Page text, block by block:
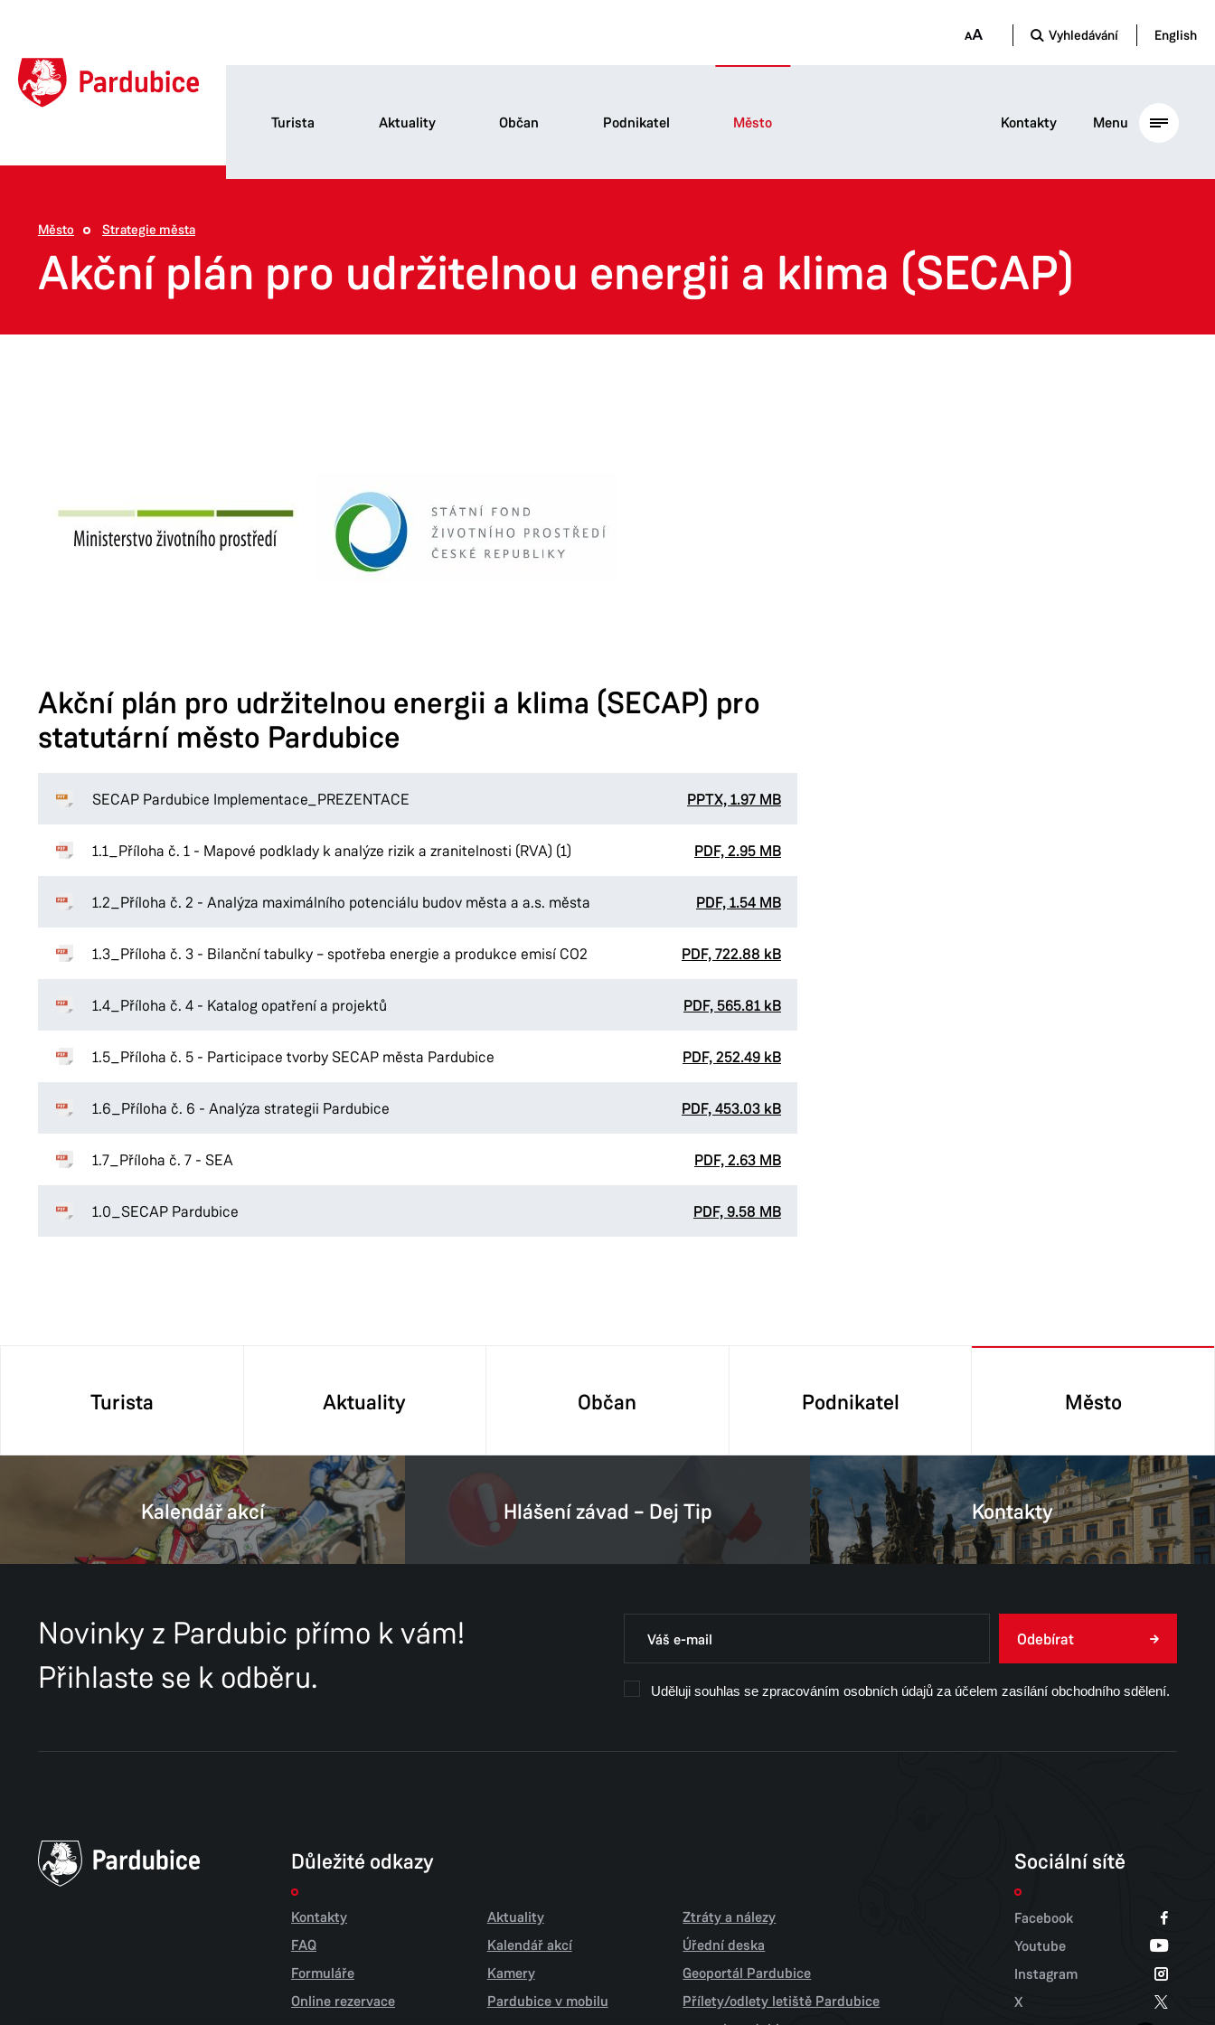
Vyhledávání English
Turista Aktuality Občan Podnikatel Město Kontakty Menu
Město Strategie města
Akční plán pro udržitelnou energii a klima (SECAP)
Akční plán pro udržitelnou energii a klima (SECAP) pro
statutární město Pardubice
SECAP Pardubice Implementace_PREZENTACE PPTX, 1.97 MB
1.1_Příloha č. 1 - Mapové podklady k analýze rizik a zranitelnosti (RVA) (1) PDF, 2.95 MB
1.2_Příloha č. 2 - Analýza maximálního potenciálu budov města a a.s. města PDF, 1.54 MB
1.3_Příloha č. 3 - Bilanční tabulky – spotřeba energie a produkce emisí CO2 PDF, 722.88 kB
1.4_Příloha č. 4 - Katalog opatření a projektů PDF, 565.81 kB
1.5_Příloha č. 5 - Participace tvorby SECAP města Pardubice PDF, 252.49 kB
1.6_Příloha č. 6 - Analýza strategii Pardubice PDF, 453.03 kB
1.7_Příloha č. 7 - SEA PDF, 2.63 MB
1.0_SECAP Pardubice PDF, 9.58 MB
Turista Aktuality Občan Podnikatel Město
Kalendář akcí Hlášení závad – Dej Tip Kontakty
Novinky z Pardubic přímo k vám!
Přihlaste se k odběru.
Odebírat
Uděluji souhlas se zpracováním osobních údajů za účelem zasílání obchodního sdělení.
Sociální sítě
Facebook
Youtube
Instagram
X
Důležité odkazy
Kontakty
FAQ
Formuláře
Online rezervace
Aktuality
Kalendář akcí
Kamery
Pardubice v mobilu
Ztráty a nálezy
Úřední deska
Geoportál Pardubice
Přílety/odlety letiště Pardubice